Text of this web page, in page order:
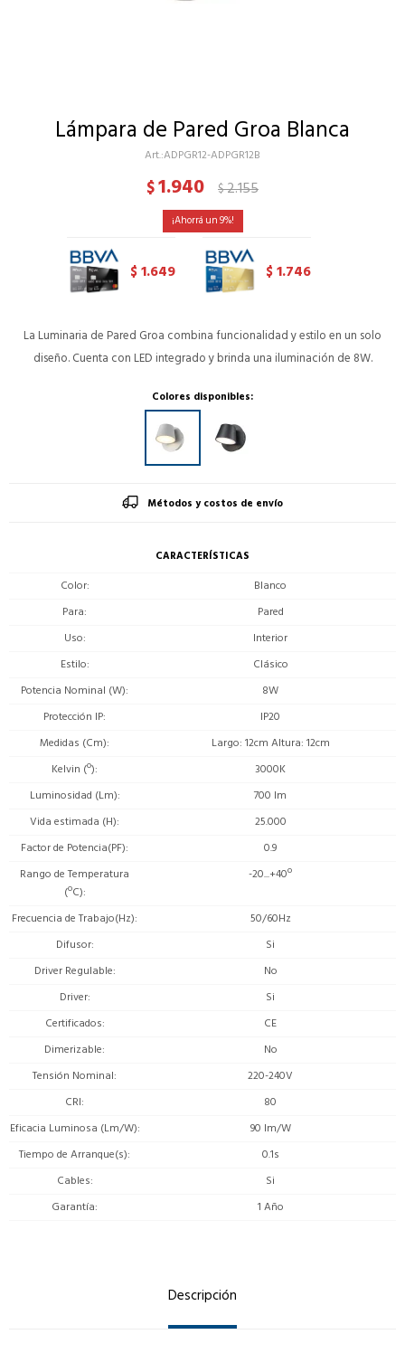
Lámpara de Pared Groa Blanca
ADPGR12-ADPGR12B
$1.940 $2.155
9
$1.649 $1.746
La Luminaria de Pared Groa combina funcionalidad y estilo en un solo
diseño. Cuenta con LED integrado y brinda una iluminación de 8W.
Colores disponibles:
Métodos y costos de envío
CARACTERÍSTICAS
Color
Blanco
Para
Pared
Uso
Interior
Estilo
Clásico
Potencia Nominal (W)
8W
Protección IP
IP20
Medidas (Cm)
Largo: 12cm Altura: 12cm
Kelvin (º)
3000K
Luminosidad (Lm)
700 lm
Vida estimada (H)
25.000
Factor de Potencia(PF)
0.9
Rango de Temperatura
(ºC)
-20...+40º
Frecuencia de Trabajo(Hz)
50/60Hz
Difusor
Si
Driver Regulable
No
Driver
Si
Certificados
CE
Dimerizable
No
Tensión Nominal
220-240V
CRI
80
Eficacia Luminosa (Lm/W)
90 lm/W
Tiempo de Arranque(s)
0.1s
Cables
Si
Garantía
1 Año
Descripción